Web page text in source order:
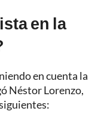
en la
en cuenta la
Néstor Lorenzo,